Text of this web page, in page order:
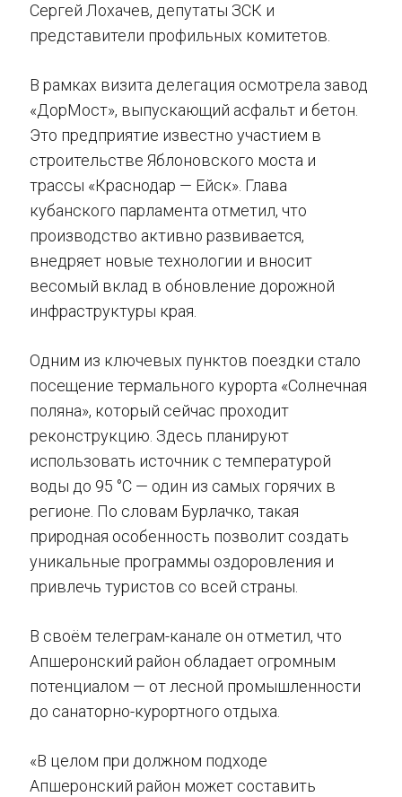
Сергей Лохачев, депутаты ЗСК и
представители профильных комитетов.
В рамках визита делегация осмотрела завод
«ДорМост», выпускающий асфальт и бетон.
Это предприятие известно участием в
строительстве Яблоновского моста и
трассы «Краснодар — Ейск». Глава
кубанского парламента отметил, что
производство активно развивается,
внедряет новые технологии и вносит
весомый вклад в обновление дорожной
инфраструктуры края.
Одним из ключевых пунктов поездки стало
посещение термального курорта «Солнечная
поляна», который сейчас проходит
реконструкцию. Здесь планируют
использовать источник с температурой
воды до 95 °C — один из самых горячих в
регионе. По словам Бурлачко, такая
природная особенность позволит создать
уникальные программы оздоровления и
привлечь туристов со всей страны.
В своём телеграм-канале он отметил, что
Апшеронский район обладает огромным
потенциалом — от лесной промышленности
до санаторно-курортного отдыха.
«В целом при должном подходе
Апшеронский район может составить